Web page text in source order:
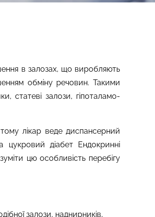
в залозах, що виробляють
обміну речовин. Такими
статеві залози, гіпоталамо-
лікар веде диспансерний
діабет Ендокринні
цю особливість перебігу
залози, наднирників,